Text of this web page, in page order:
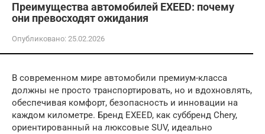
Преимущества автомобилей EXEED: почему
они превосходят ожидания
Опубликовано: 25.02.2026
В современном мире автомобили премиум-класса
должны не просто транспортировать, но и вдохновлять,
обеспечивая комфорт, безопасность и инновации на
каждом километре. Бренд EXEED, как суббренд Chery,
ориентированный на люксовые SUV, идеально